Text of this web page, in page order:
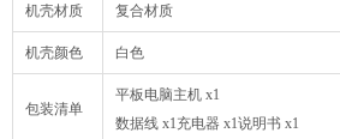
机壳材质 复合材质
机壳颜色 白色
包装清单
平板电脑主机 x1
数据线 x1充电器 x1说明书 x1